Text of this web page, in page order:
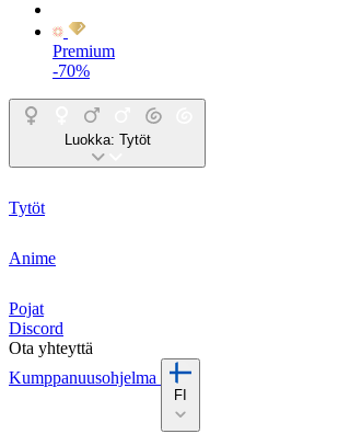
Premium
-70%
Luokka: Tytöt
Tytöt
Anime
Pojat
Discord
Ota yhteyttä
Kumppanuusohjelma
FI